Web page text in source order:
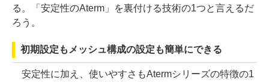
る。「安定性のAterm」を裏付ける技術の1つと言えるだ
ろう。
初期設定もメッシュ構成の設定も簡単にできる
安定性に加え、使いやすさもAtermシリーズの特徴の1